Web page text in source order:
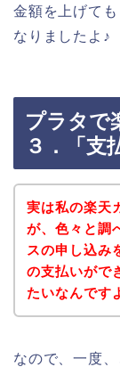
金額を上げて
なりましたよ♪
プラタで
３．「支
実は私の楽天
が、色々と調
スの申し込み
の支払いがで
たいなんです
なので、一度